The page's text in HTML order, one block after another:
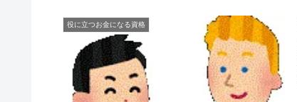
役に立つお金になる資格